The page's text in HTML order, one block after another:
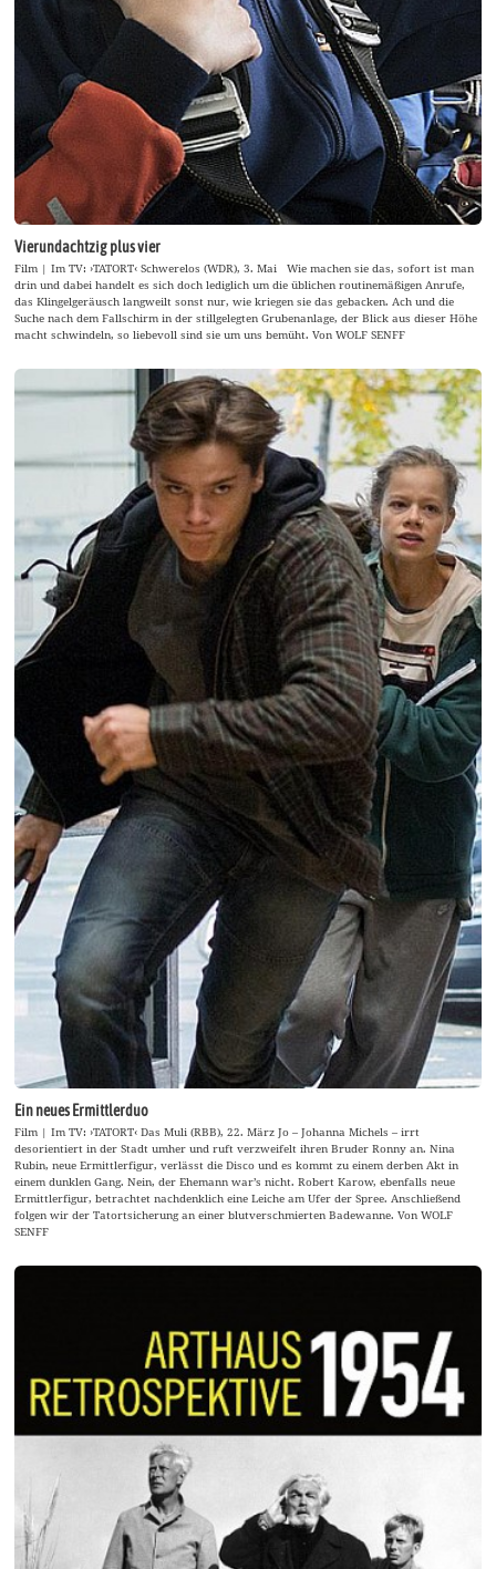
Vierundachtzig plus vier
Film | Im TV: ›TATORT‹ Schwerelos (WDR), 3. Mai Wie machen sie das, sofort ist man
drin und dabei handelt es sich doch lediglich um die üblichen routinemäßigen Anrufe,
das Klingelgeräusch langweilt sonst nur, wie kriegen sie das gebacken. Ach und die
Suche nach dem Fallschirm in der stillgelegten Grubenanlage, der Blick aus dieser Höhe
macht schwindeln, so liebevoll sind sie um uns bemüht. Von WOLF SENFF
Ein neues Ermittlerduo
Film | Im TV: ›TATORT‹ Das Muli (RBB), 22. März Jo – Johanna Michels – irrt
desorientiert in der Stadt umher und ruft verzweifelt ihren Bruder Ronny an. Nina
Rubin, neue Ermittlerfigur, verlässt die Disco und es kommt zu einem derben Akt in
einem dunklen Gang. Nein, der Ehemann war’s nicht. Robert Karow, ebenfalls neue
Ermittlerfigur, betrachtet nachdenklich eine Leiche am Ufer der Spree. Anschließend
folgen wir der Tatortsicherung an einer blutverschmierten Badewanne. Von WOLF
SENFF